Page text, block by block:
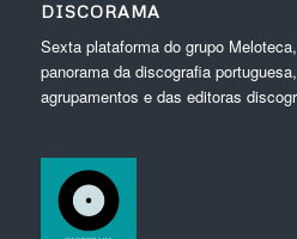
DISCORAMA
Sexta plataforma do grupo
panorama da discografia
agrupamentos e das editoras